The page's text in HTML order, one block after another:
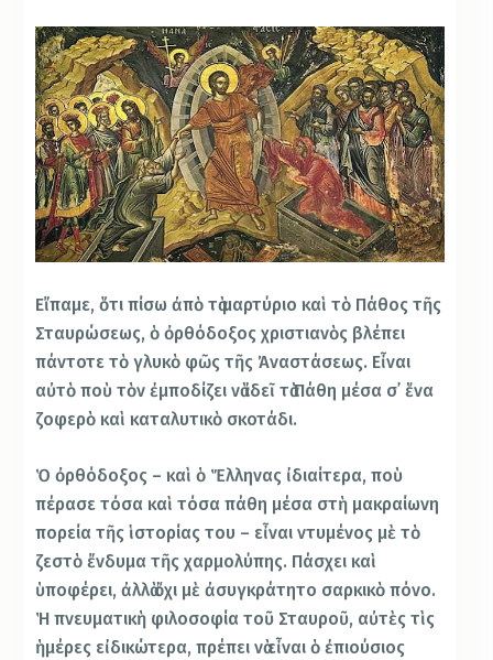
Εἴπαμε, ὅτι πίσω ἀπὸ τὰ μαρτύριο καὶ τὸ Πάθος τῆς
Σταυρώσεως, ὁ ὀρθόδοξος χριστιανὸς βλέπει
πάντοτε τὸ γλυκὸ φῶς τῆς Ἀναστάσεως. Εἶναι
αὐτὸ ποὺ τὸν ἐμποδίζει νὰ ἰδεῖ τὰ Πάθη μέσα σ᾿ ἕνα
ζοφερὸ καὶ καταλυτικὸ σκοτάδι.
Ὁ ὀρθόδοξος – καὶ ὁ Ἕλληνας ἰδιαίτερα, ποὺ
πέρασε τόσα καὶ τόσα πάθη μέσα στὴ μακραίωνη
πορεία τῆς ἱστορίας του – εἶναι ντυμένος μὲ τὸ
ζεστὸ ἔνδυμα τῆς χαρμολύπης. Πάσχει καὶ
ὑποφέρει, ἀλλὰ ὄχι μὲ ἀσυγκράτητο σαρκικὸ πόνο.
Ἡ πνευματικὴ φιλοσοφία τοῦ Σταυροῦ, αὐτὲς τὶς
ἡμέρες εἰδικώτερα, πρέπει νὰ εἶναι ὁ ἐπιούσιος